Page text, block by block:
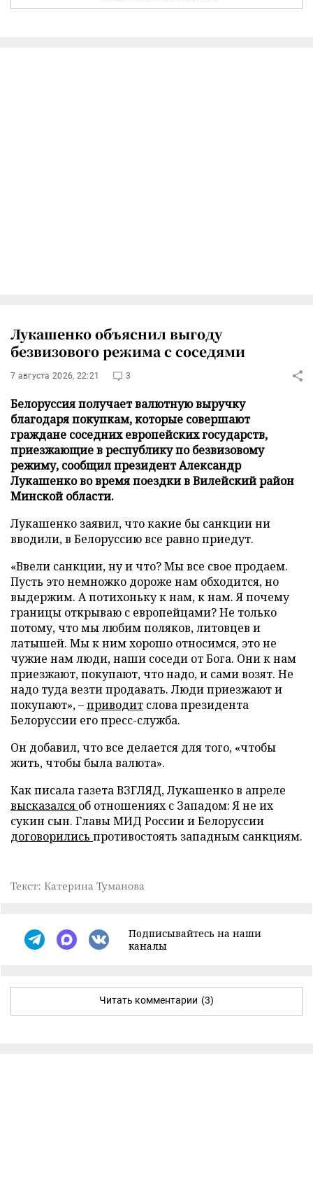
Лукашенко объяснил выгоду
безвизового режима с соседями
7 августа 2026, 22:21 3
Белоруссия получает валютную выручку
благодаря покупкам, которые совершают
граждане соседних европейских государств,
приезжающие в республику по безвизовому
режиму, сообщил президент Александр
Лукашенко во время поездки в Вилейский район
Минской области.
Лукашенко заявил, что какие бы санкции ни
вводили, в Белоруссию все равно приедут.
«Ввели санкции, ну и что? Мы все свое продаем.
Пусть это немножко дороже нам обходится, но
выдержим. А потихоньку к нам, к нам. Я почему
границы открываю с европейцами? Не только
потому, что мы любим поляков, литовцев и
латышей. Мы к ним хорошо относимся, это не
чужие нам люди, наши соседи от Бога. Они к нам
приезжают, покупают, что надо, и сами возят. Не
надо туда везти продавать. Люди приезжают и
покупают», –приводит слова президента
Белоруссии его пресс-служба.
Он добавил, что все делается для того, «чтобы
жить, чтобы была валюта».
Как писала газета ВЗГЛЯД, Лукашенко в апреле
высказался об отношениях с Западом: Я не их
сукин сын. Главы МИД России и Белоруссии
договорились противостоять западным санкциям.
Текст: Катерина Туманова
Подписывайтесь на наши
каналы
Читать комментарии (3)